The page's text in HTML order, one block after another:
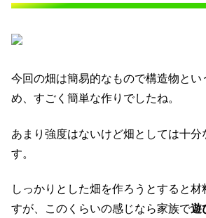
今回の畑は簡易的なもので構造物とい
め、すごく簡単な作りでしたね。
あまり強度はないけど畑としては十分
す。
しっかりとした畑を作ろうとすると材
すが、このくらいの感じなら家族で遊